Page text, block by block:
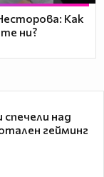
Как
ни?
над
гейминг